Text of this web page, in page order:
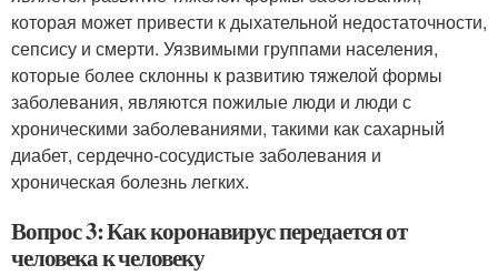
которая может привести к дыхательной недостаточности,
сепсису и смерти. Уязвимыми группами населения,
которые более склонны к развитию тяжелой формы
заболевания, являются пожилые люди и люди с
хроническими заболеваниями, такими как сахарный
диабет, сердечно-сосудистые заболевания и
хроническая болезнь легких.
Вопрос 3: Как коронавирус передается от
человека к человеку